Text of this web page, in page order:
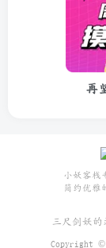
再
小妖客栈
简约优雅
三尺剑妖的
Copyright